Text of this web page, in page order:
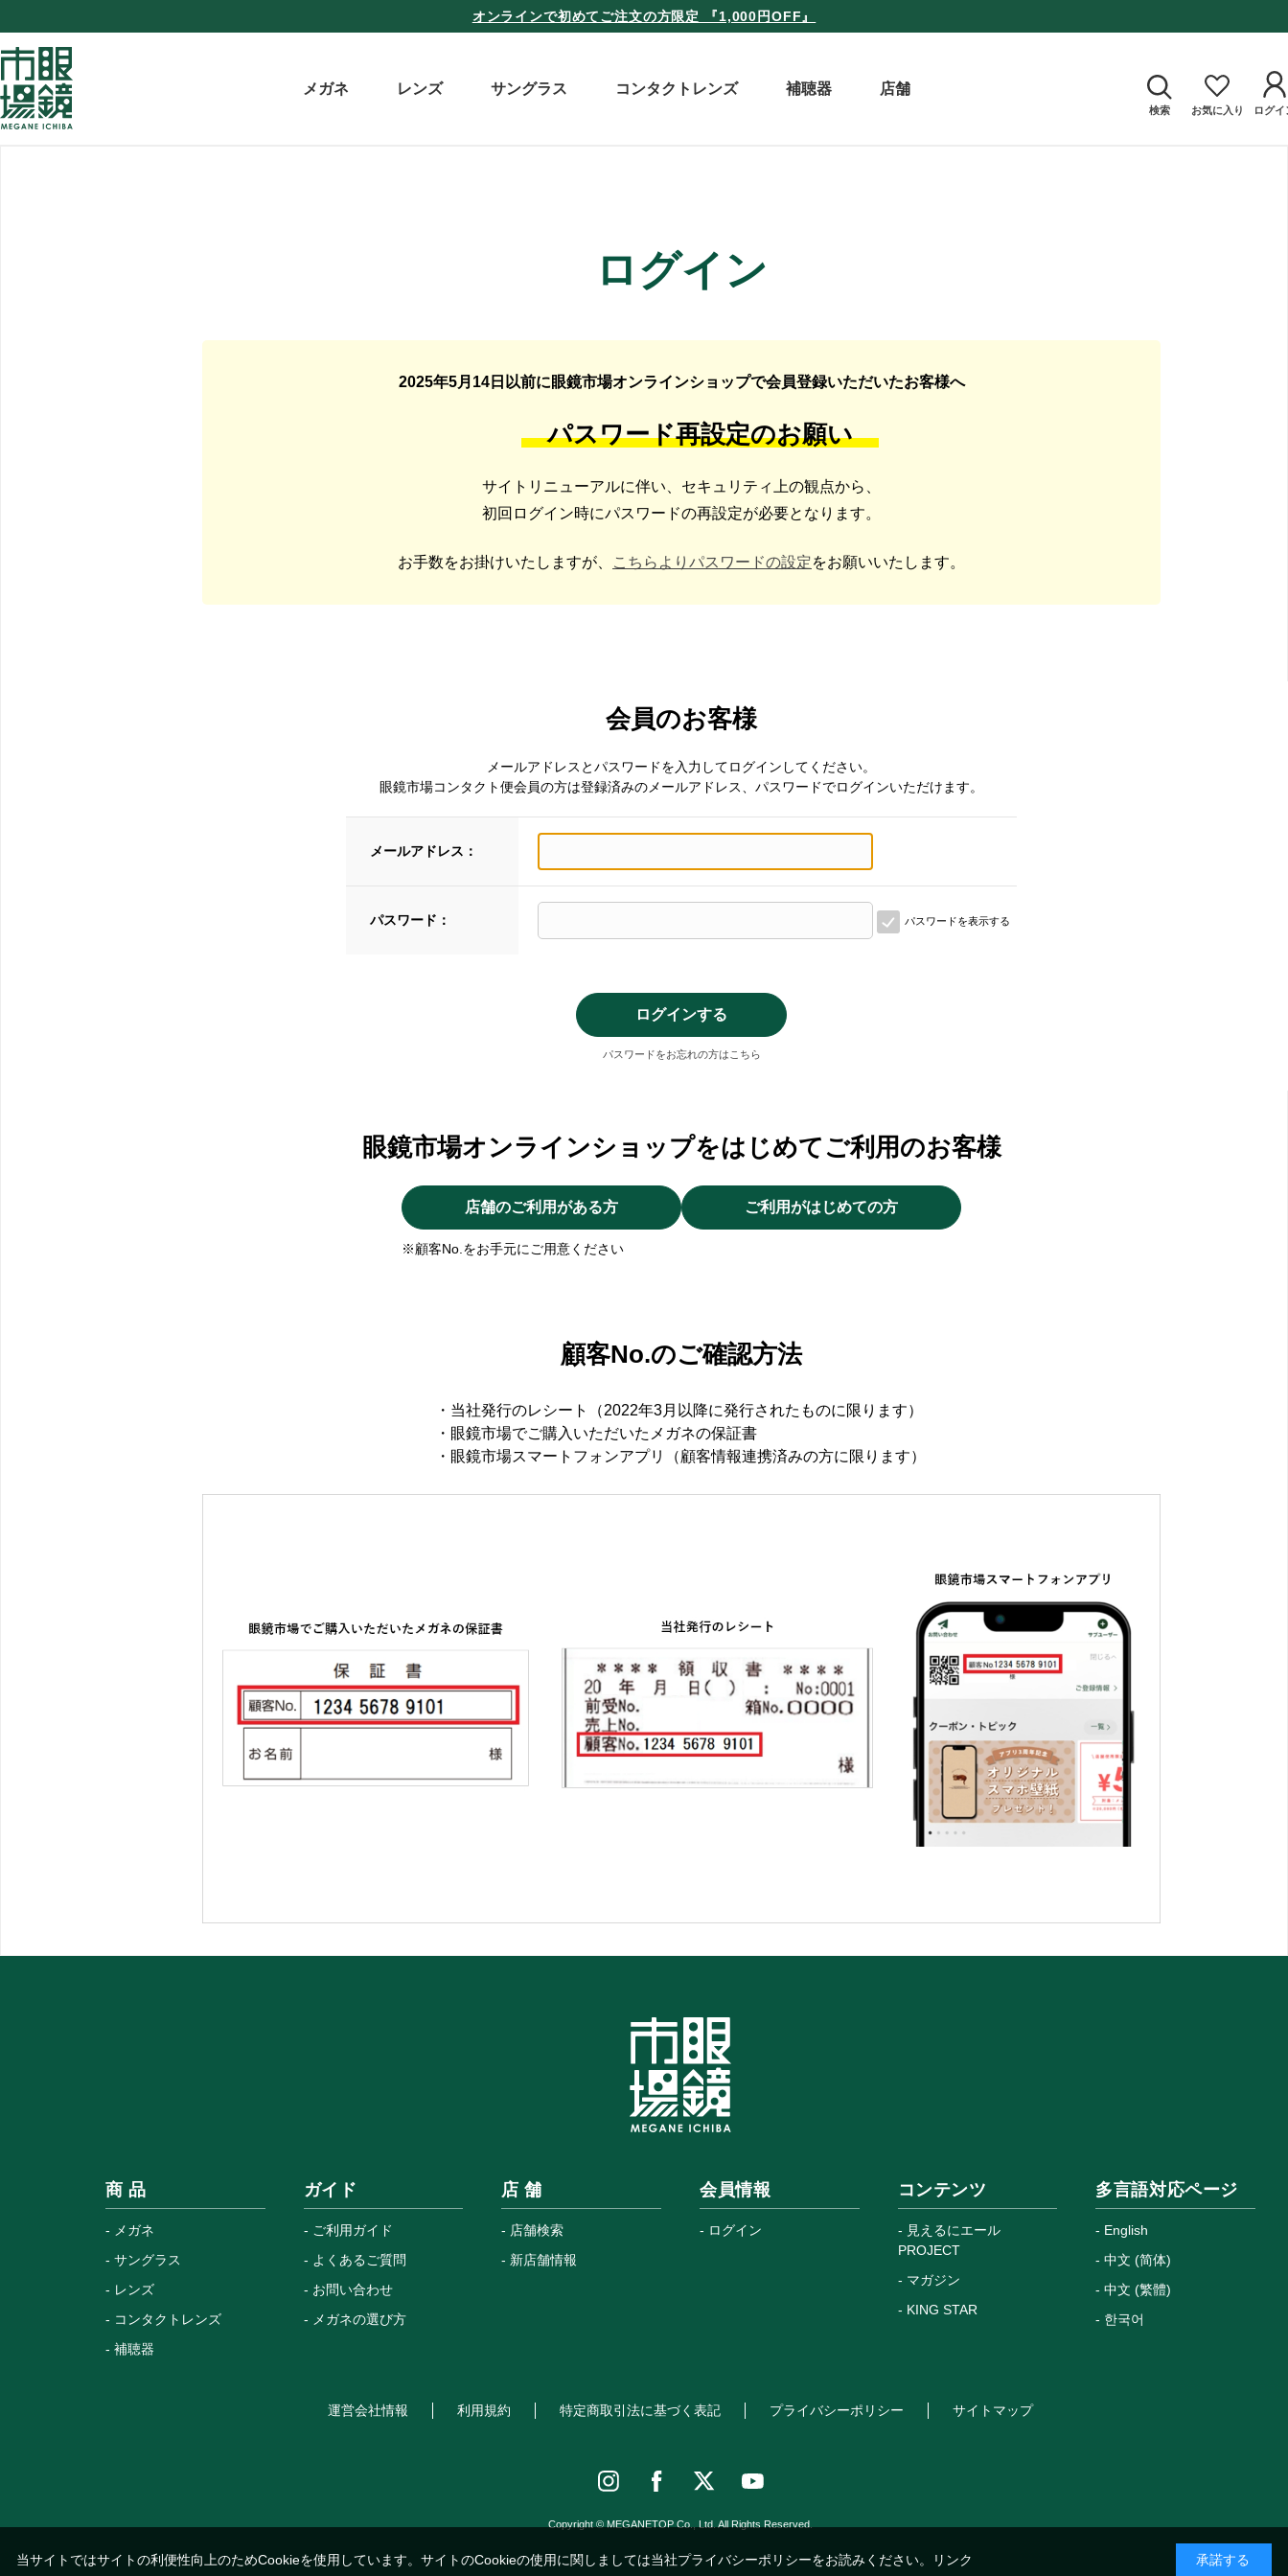
オンラインで初めてご注文の方限定 『1,000円OFF』
メガネ レンズ サングラス コンタクトレンズ 補聴器 店舗
検索 お気に入り ログイ
ログイン
2025年5月14日以前に眼鏡市場オンラインショップで会員登録いただいたお客様へ
パスワード再設定のお願い
サイトリニューアルに伴い、セキュリティ上の観点から、
初回ログイン時にパスワードの再設定が必要となります。
お手数をお掛けいたしますが、 こちらよりパスワードの設定をお願いいたします。
会員のお客様
メールアドレスとパスワードを入力してログインしてください。
眼鏡市場コンタクト便会員の方は登録済みのメールアドレス、パスワードでログインいただけます。
メールアドレス：
パスワード： パスワードを表示する
パスワードをお忘れの方はこちら
眼鏡市場オンラインショップをはじめてご利用のお客様
店舗のご利用がある方
※顧客No.をお手元にご用意ください
ご利用がはじめての方
顧客No.のご確認方法
・当社発行のレシート（2022年3月以降に発行されたものに限ります）
・眼鏡市場でご購入いただいたメガネの保証書
・眼鏡市場スマートフォンアプリ（顧客情報連携済みの方に限ります）
商 品
メガネ
サングラス
レンズ
コンタクトレンズ
補聴器
ガイド
ご利用ガイド
よくあるご質問
お問い合わせ
メガネの選び方
店 舗
店舗検索
新店舗情報
会員情報
ログイン
コンテンツ
見えるにエール
PROJECT
マガジン
KING STAR
多言語対応ページ
English
中文 (简体)
中文 (繁體)
한국어
運営会社情報 利用規約 特定商取引法に基づく表記 プライバシーポリシー サイトマップ
Copyright © MEGANETOP Co., Ltd. All Rights Reserved.
当サイトではサイトの利便性向上のためCookieを使用しています。サイトのCookieの使用に関しましては当社プライバシーポリシーをお読みください。 リンク 承諾する